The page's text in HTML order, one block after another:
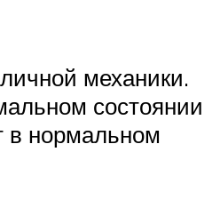
механики.
состоянии
в нормальном